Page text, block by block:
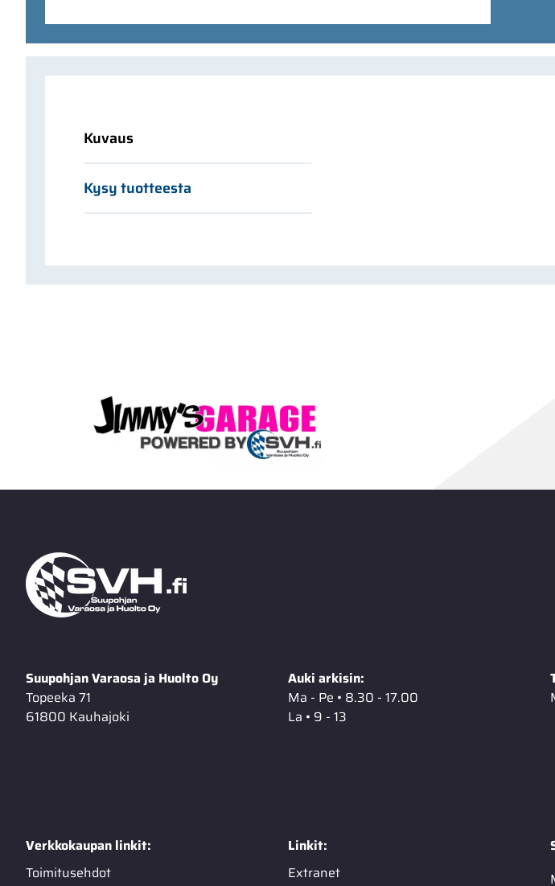
Kuvaus
Kysy tuotteesta
Suupohjan Varaosa ja Huolto Oy
Topeeka 71
61800 Kauhajoki
Auki arkisin:
Ma - Pe • 8.30 - 17.00
La • 9 - 13
Verkkokaupan linkit:
Toimitusehdot
Linkit:
Extranet